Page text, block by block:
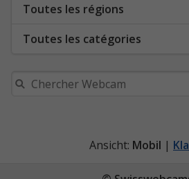
Toutes les régions
Toutes les catégories
Ansicht: Mobil |